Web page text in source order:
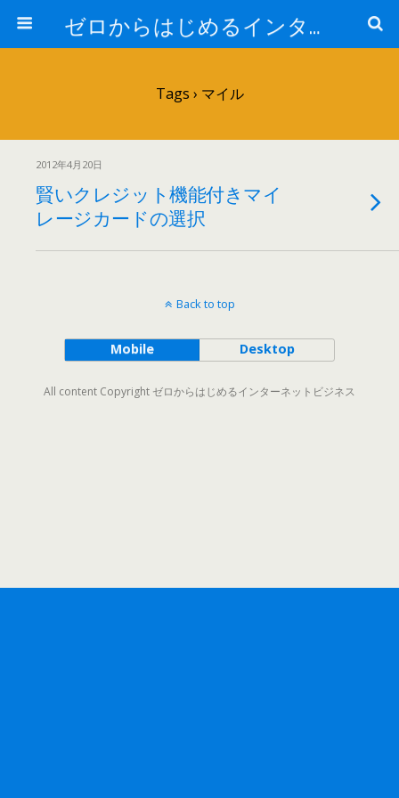
ゼロからはじめるインターネットビジネス
Tags › マイル
2012年4月20日
賢いクレジット機能付きマイ
レージカードの選択
Back to top
Mobile Desktop
All content Copyright ゼロからはじめるインターネットビジネス